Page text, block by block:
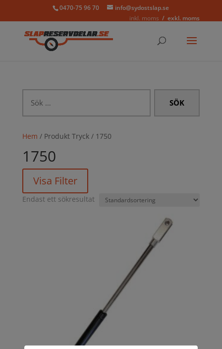
0470-75 96 70
info@sydostslap.se
inkl. moms
exkl. moms
efter:
Hem / Produkt Tryck / 1750
1750
Visa Filter
Endast ett sökresultat